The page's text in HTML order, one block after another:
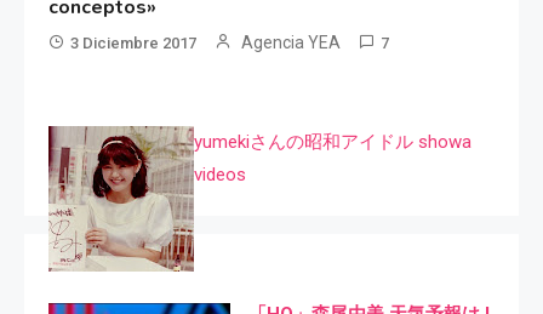
conceptos»
3 Diciembre 2017 Agencia YEA 7
yumekiさんの昭和アイドル showa
videos